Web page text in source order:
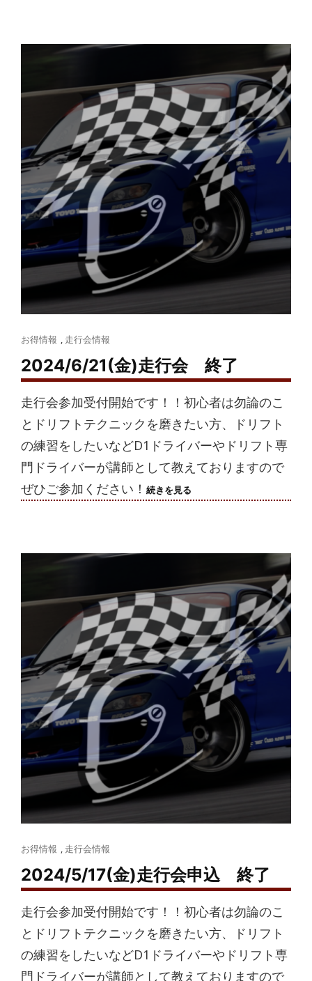
Cat
Links
お得情報 , 走行会情報
2024/6/21(金)走行会 終了
走行会参加受付開始です！！初心者は勿論のこ
とドリフトテクニックを磨きたい方、ドリフト
の練習をしたいなどD1ドライバーやドリフト専
門ドライバーが講師として教えておりますので
ぜひご参加ください！ 続きを見る
走
Cat
Links
お得情報 , 走行会情報
2024/5/17(金)走行会申込 終了
走行会参加受付開始です！！初心者は勿論のこ
とドリフトテクニックを磨きたい方、ドリフト
の練習をしたいなどD1ドライバーやドリフト専
門ドライバーが講師として教えておりますので